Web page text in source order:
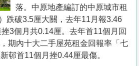
落。中原地產編訂的中原城市租
跌破3.5厘大關，去年11月報3.46
3個月共0.14厘。去年首11個月回
期內十大二手屋苑租金回報率「七
邨首11個月挫0.44厘最傷。